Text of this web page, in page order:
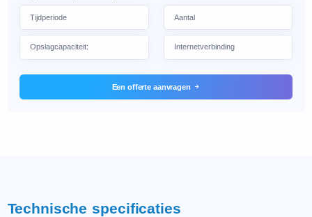
Een offerte aanvragen
Technische specificaties